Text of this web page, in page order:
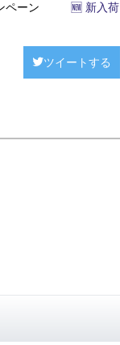
ペーン 🆕 新入荷
ツイートする